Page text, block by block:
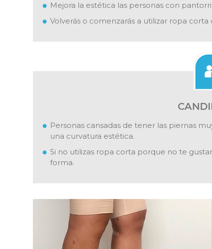
Mejora la estética las personas con
Volverás o comenzarás a utilizar ropa
Personas cansadas de tener las piernas
una curvatura estética.
Si no utilizas ropa corta porque no te
forma.